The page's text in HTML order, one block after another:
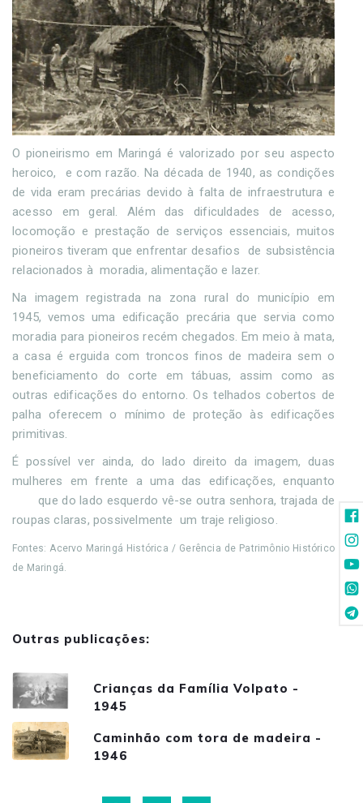
O pioneirismo em Maringá é valorizado por seu aspecto
heroico, e com razão. Na década de 1940, as condições
de vida eram precárias devido à falta de infraestrutura e
acesso em geral. Além das dificuldades de acesso,
locomoção e prestação de serviços essenciais, muitos
pioneiros tiveram que enfrentar desafios de subsistência
relacionados à moradia, alimentação e lazer.
Na imagem registrada na zona rural do município em
1945, vemos uma edificação precária que servia como
moradia para pioneiros recém chegados. Em meio à mata,
a casa é erguida com troncos finos de madeira sem o
beneficiamento do corte em tábuas, assim como as
outras edificações do entorno. Os telhados cobertos de
palha oferecem o mínimo de proteção às edificações
primitivas.
É possível ver ainda, do lado direito da imagem, duas
mulheres em frente a uma das edificações, enquanto
que do lado esquerdo vê-se outra senhora, trajada de
roupas claras, possivelmente um traje religioso.
Fontes: Acervo Maringá Histórica / Gerência de Patrimônio Histórico
de Maringá.
Outras publicações:
Crianças da Família Volpato -
1945
Caminhão com tora de madeira -
1946